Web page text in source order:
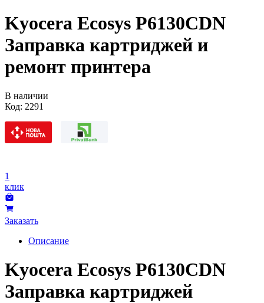
Kyocera Ecosys P6130CDN
Заправка картриджей и
ремонт принтера
В наличии
Код: 2291
1
клик
Заказать
Описание
Kyocera Ecosys P6130CDN
Заправка картриджей